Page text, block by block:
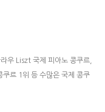
우 Liszt 국제 피아노 콩쿠르,
르 1위 등 수많은 국제 콩쿠